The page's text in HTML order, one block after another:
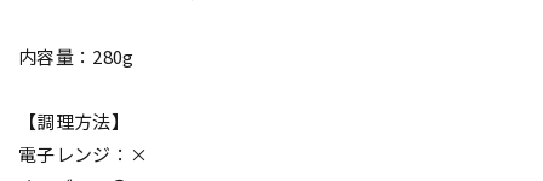
内容量：280g
【調理方法】
電子レンジ：×